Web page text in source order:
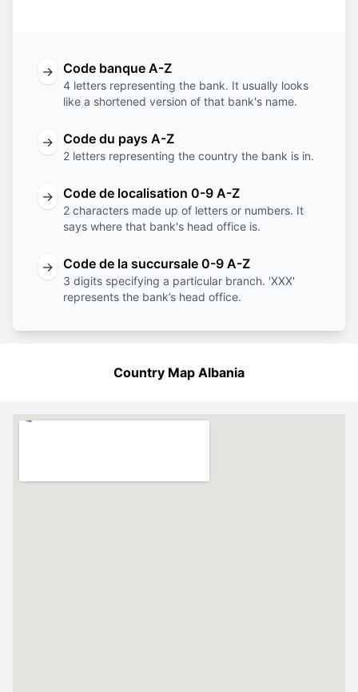
→ Code banque A-Z
4 letters representing the bank. It usually looks
like a shortened version of that bank's name.
→ Code du pays A-Z
2 letters representing the country the bank is in.
→ Code de localisation 0-9 A-Z
2 characters made up of letters or numbers. It
says where that bank's head office is.
→ Code de la succursale 0-9 A-Z
3 digits specifying a particular branch. 'XXX'
represents the bank’s head office.
Country Map Albania